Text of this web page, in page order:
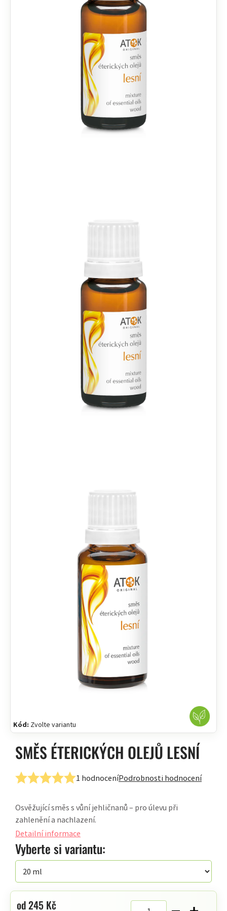
Kód: Zvolte variantu
SMĚS ÉTERICKÝCH OLEJŮ LESNÍ
Průměrné
produktu
je
5,0
z
5
hvězdiček.
1 hodnoceníPodrobnosti hodnocení
Vyberte si variantu:
Osvěžující směs s vůní jehličnanů – pro úlevu při
zahlenění a nachlazení.
Detailní informace
od245 Kč